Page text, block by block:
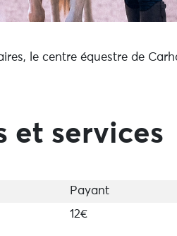
le centre équestre de
et services
Payant
12€